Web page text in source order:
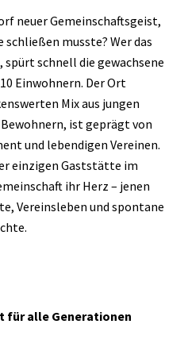
neuer Gemeinschaftsgeist,
musste? Wer das
schnell die gewachsene
Einwohnern. Der Ort
Mix aus jungen
ist geprägt von
und lebendigen Vereinen.
einzigen Gaststätte im
ihr Herz – jenen
Vereinsleben und spontane
für alle Generationen